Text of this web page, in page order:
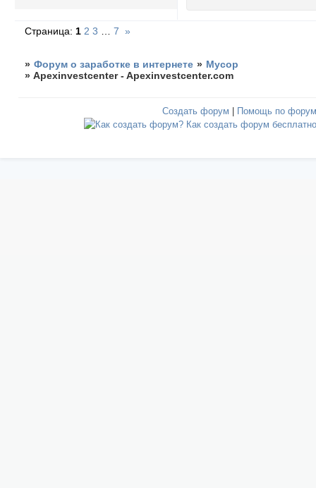
Страница: 1 2 3 7 »
» Форум о заработке в интернете » Мусор
»Apexinvestcenter - Apexinvestcenter.com
Создать форум Помощь по